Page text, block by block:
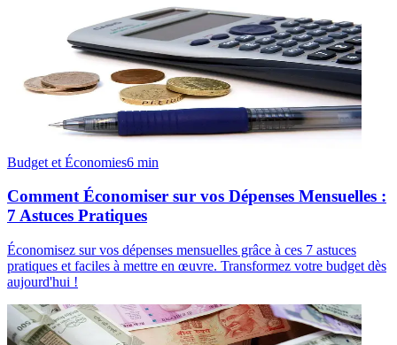
Budget et Économies6 min
Comment Économiser sur vos Dépenses Mensuelles :
7 Astuces Pratiques
Économisez sur vos dépenses mensuelles grâce à ces 7 astuces
pratiques et faciles à mettre en œuvre. Transformez votre budget dès
aujourd'hui !